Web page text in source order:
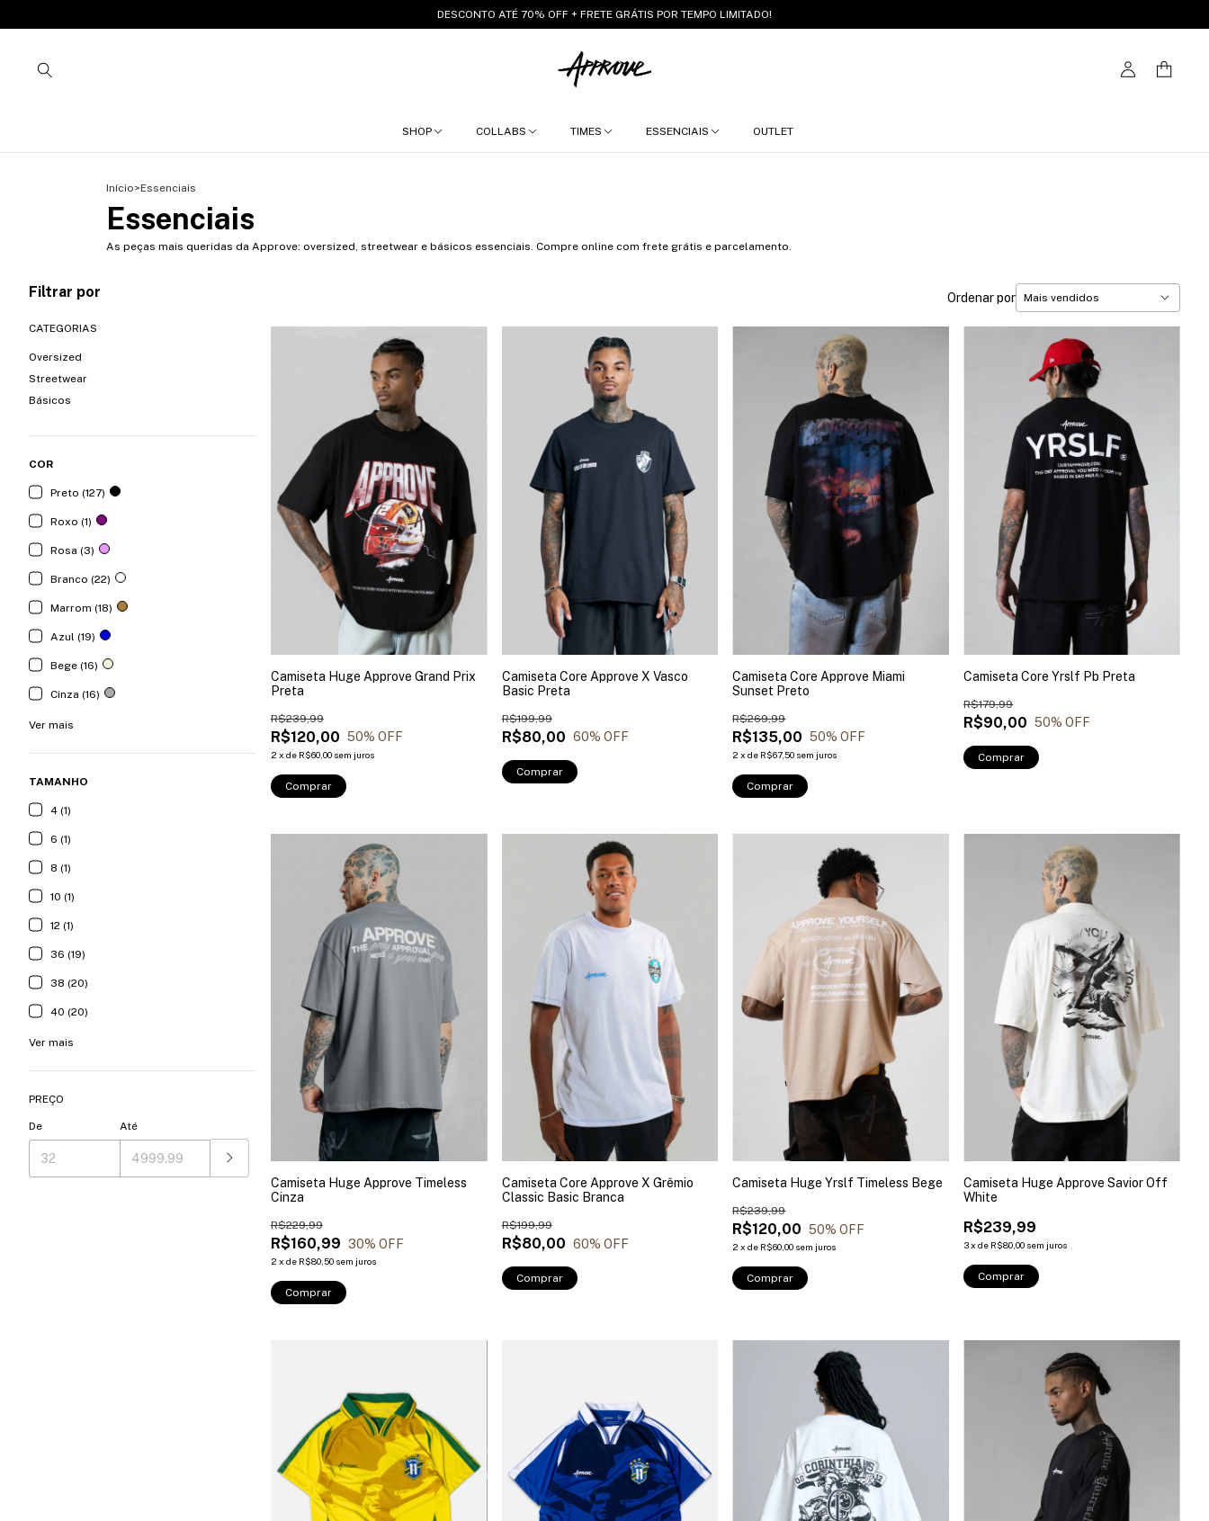
DESCONTO ATÉ 70% OFF + FRETE GRÁTIS POR TEMPO LIMITADO!
SHOP COLLABS TIMES ESSENCIAIS OUTLET
Início>Essenciais
Essenciais
As peças mais queridas da Approve: oversized, streetwear e básicos essenciais. Compre online com frete grátis e parcelamento.
Filtrar por
CATEGORIAS
Oversized
Streetwear
Básicos
COR
Preto (127)
Roxo (1)
Rosa (3)
Branco (22)
Marrom (18)
Azul (19)
Bege (16)
Cinza (16)
Ver mais
TAMANHO
4 (1)
6 (1)
8 (1)
10 (1)
12 (1)
36 (19)
38 (20)
40 (20)
Ver mais
PREÇO
De Até
Ordenar por
Camiseta Huge Approve Grand Prix
Preta
R$120,00
R$239,99
50% OFF
2 x de R$60,00 sem juros
Comprar
Camiseta Core Approve X Vasco
Basic Preta
R$80,00
R$199,99
60% OFF
Comprar
Camiseta Core Approve Miami
Sunset Preto
R$135,00
R$269,99
50% OFF
2 xde R$67,50 sem juros
Comprar
Camiseta Core Yrslf Pb Preta
R$90,00
R$179,99
50% OFF
Comprar
Camiseta Huge Approve Timeless
Cinza
R$160,99
R$229,99
30% OFF
2 x de R$80,50 sem juros
Comprar
Camiseta Core Approve X Grêmio
Classic Basic Branca
R$80,00
R$199,99
60% OFF
Comprar
Camiseta Huge Yrslf Timeless Bege
R$120,00
R$239,99
50% OFF
2 xde R$60,00 sem juros
Comprar
Camiseta Huge Approve Savior Off
White
R$239,99
3xde R$80,00 sem juros
Comprar